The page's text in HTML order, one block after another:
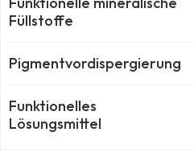
Füllstoffe
Pigmentvordispergierung
Funktionelles
Lösungsmittel